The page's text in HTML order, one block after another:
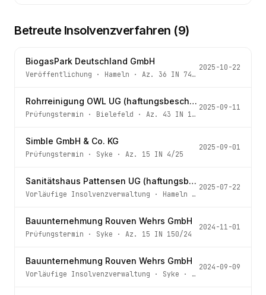
Betreute Insolvenzverfahren (9)
BiogasPark Deutschland GmbH
Veröffentlichung · Hameln · Az. 36 IN 74/18 -4
2025-10-22
Rohrreinigung OWL UG (haftungsbeschränkt)
Prüfungstermin · Bielefeld · Az. 43 IN 149/25
2025-09-11
Simble GmbH & Co. KG
Prüfungstermin · Syke · Az. 15 IN 4/25
2025-09-01
Sanitätshaus Pattensen UG (haftungsbeschränkt)
Vorläufige Insolvenzverwaltung · Hameln
2025-07-22
Bauunternehmung Rouven Wehrs GmbH
Prüfungstermin · Syke · Az. 15 IN 150/24
2024-11-01
Bauunternehmung Rouven Wehrs GmbH
Vorläufige Insolvenzverwaltung · Syke · Az.
2024-09-09